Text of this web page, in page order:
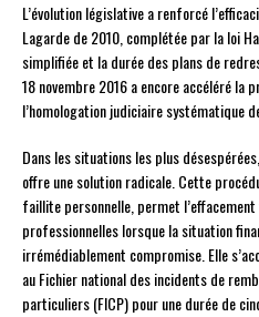
L’évolution législative a renforcé
Lagarde de 2010, complétée par la loi
simplifiée et la durée des plans de
18 novembre 2016 a encore accéléré la
l’homologation judiciaire systématique
Dans les situations les plus
offre une solution radicale. Cette
faillite personnelle, permet
professionnelles lorsque la situation
irrémédiablement compromise. Elle
au Fichier national des incidents de
particuliers (FICP) pour une durée de